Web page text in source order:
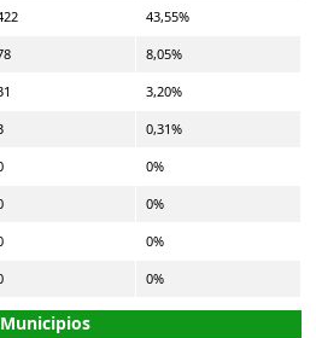
43,55%
8,05%
3,20%
0,31%
0%
0%
0%
0%
Municipios